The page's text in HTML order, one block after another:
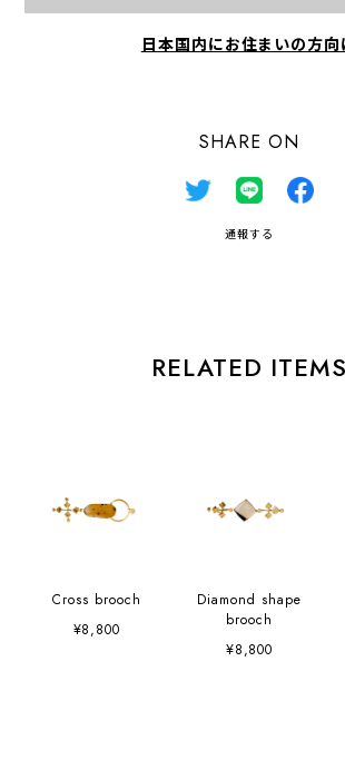
日本国内にお住まいの方向
SHARE ON
通報する
RELATED ITEMS
Cross brooch
¥8,800
Diamond shape
brooch
¥8,800